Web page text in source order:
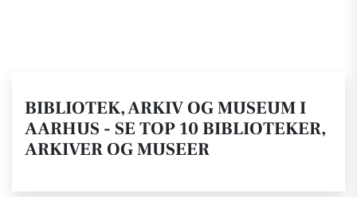
BIBLIOTEK, ARKIV OG MUSEUM I
AARHUS - SE TOP 10 BIBLIOTEKER,
ARKIVER OG MUSEER